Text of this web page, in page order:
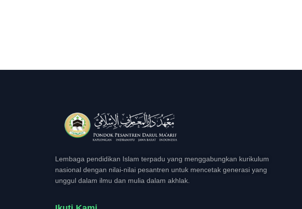
Lembaga pendidikan Islam terpadu yang menggabungkan kurikulum
nasional dengan nilai-nilai pesantren untuk mencetak generasi yang
unggul dalam ilmu dan mulia dalam akhlak.